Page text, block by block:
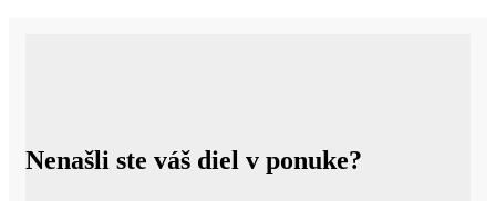
Nenašli ste váš diel v ponuke?